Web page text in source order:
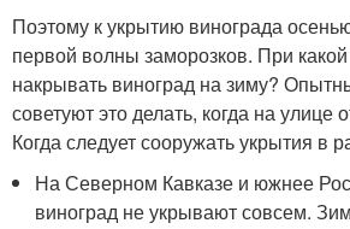
Поэтому к укрытию винограда
первой волны заморозков. При
накрывать виноград на зиму?
советуют это делать, когда на улице
Когда следует сооружать укрытия в
На Северном Кавказе и южнее
виноград не укрывают совсем.